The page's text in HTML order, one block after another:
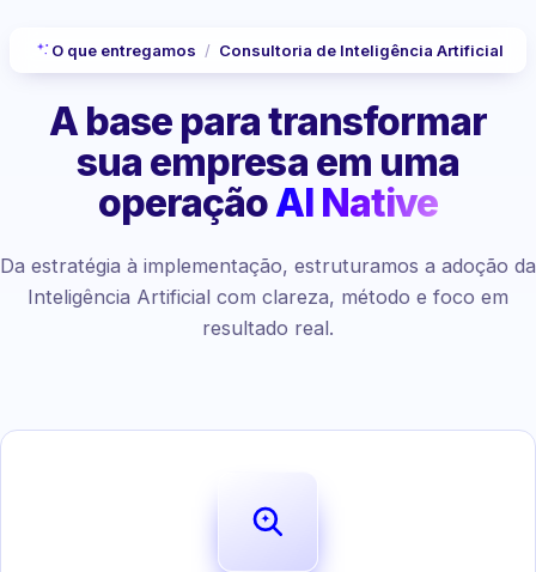
O que entregamos / Consultoria de Inteligência Artificial
A base para transformar
sua empresa em uma
operaçãoAI Native
Da estratégia à implementação, estruturamos a adoção da
Inteligência Artificial com clareza, método e foco em
resultado real.